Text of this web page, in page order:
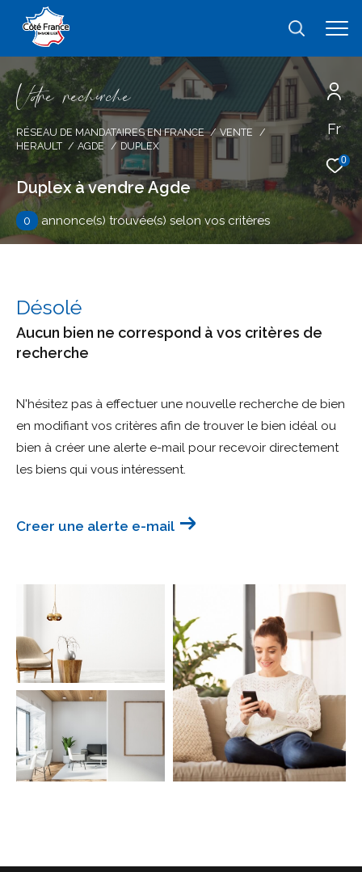
Fr
0
Vore recece
RÉSEAU DE MANDATAIRES EN FRANCE
VENTE
HERAULT
AGDE DUPLEX
Duplex à vendre Agde
0 annonce(s) trouvée(s) selon vos critères
Désolé
Aucun bien ne correspond à vos critères de
recherche
N'hésitez pas à effectuer une nouvelle recherche de bien
en modifiant vos critères afin de trouver le bien idéal ou
bien à créer une alerte e-mail pour recevoir directement
les biens qui vous intéressent.
Creer une alerte e-mail
Effectuer une recherche
et trouver le bien qui correspond à vos
critères
Type
d'offre
Vente
bien
Ville
Budget
Surface
Surface
Pièces
AFFINER LES CRITÈRES
TERRASSE PARKING PISCINE
FILTRER PAR
COUPS DE COEUR
EXCLUSIVITÉS NOUVEAUTÉS